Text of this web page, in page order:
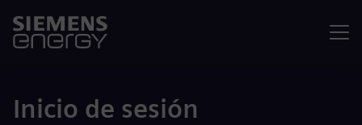
Inicio de sesión